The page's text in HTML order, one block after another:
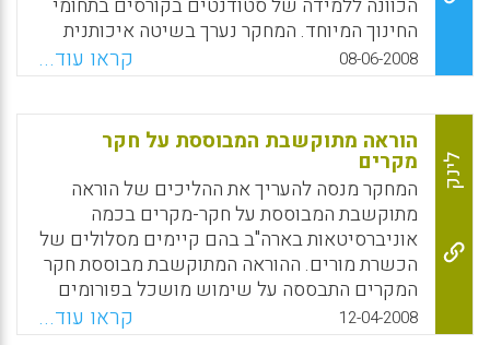
הכוונה ללמידה של סטודנטים בקורסים בתחומי
החינוך המיוחד. המחקר נערך בשיטה איכותנית
בשלוש אוניברסיטאות אמריקאיות שונות. כל
מקרה שהוצג בפני הסטודנטים כלל מקרים
אמיתיים של למידה בכיתה בביה"ס תוך התבססות
על צילומי וידאו ולאחר מכן נערכו דיונים
מתוקשבים לגבי המקרה באינטרנט מהבית או
במעבדות האוניברסיטה. הדיונים המתוקשבים
חייבו את קבוצות הסטודנטים לנתח את המקרה
ולגבש באופן משותף או יחידני רפלקציה ודרכי
התמודדות בנושא. בחלק מן המפגשים
המתוקשבים היה מנחה מתוקשב של מערך הקורס
אשר כיוון את הסטודנטים להוראה בדומה
לקורסים המסורתיים פנים –אל-פנים. ממצאי
08-06-2008 קראו עוד...
לינק
הוראה מתוקשבת המבוססת על חקר
מקרים
המחקר מנסה להעריך את ההליכים של הוראה
מתוקשבת המבוססת על חקר-מקרים בכמה
אוניברסיטאות בארה"ב בהם קיימים מסלולים של
הכשרת מורים. ההוראה המתוקשבת מבוססת חקר
המקרים התבססה על שימוש מושכל בפורומים
מתוקשבים ועל דיונים מונחים שיזמו המרצים
12-04-2008 קראו עוד...